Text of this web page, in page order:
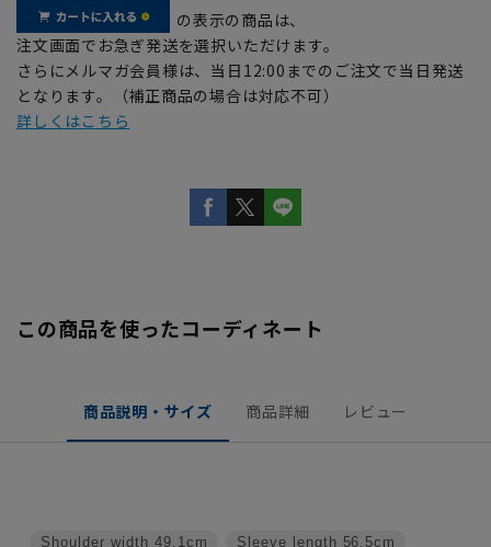
の表示の商品は、
注文画面でお急ぎ発送を選択いただけます。
さらにメルマガ会員様は、当日12:00までのご注文で当日発送
となります。（補正商品の場合は対応不可）
詳しくはこちら
この商品を使ったコーディネート
商品説明・サイズ 商品詳細 レビュー
Sleeve length 56.5cm
Shoulder width 49.1cm